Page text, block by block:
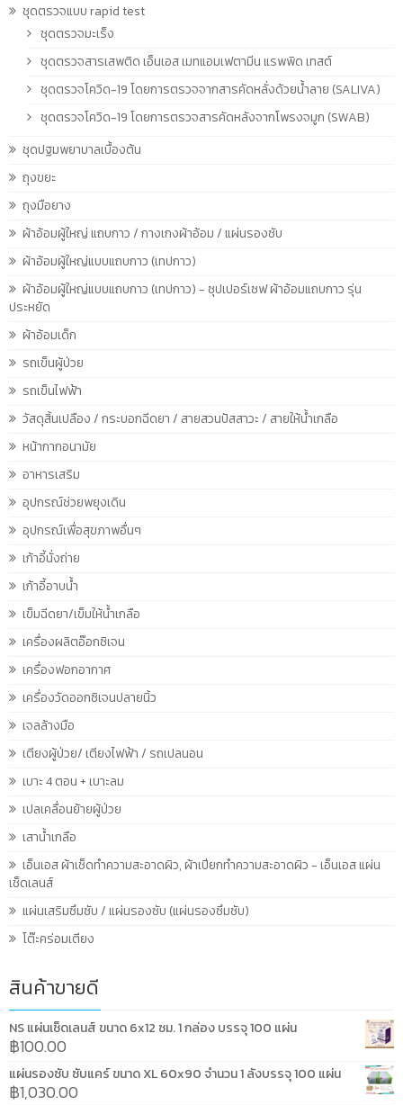
ชุดตรวจแบบ rapid test
ชุดตรวจมะเร็ง
ชุดตรวจสารเสพติด เอ็นเอส เมทแอมเฟตามีน แรพพิด เทสต์
ชุดตรวจโควิด-19 โดยการตรวจจากสารคัดหลั่งด้วยน้ำลาย (SALIVA)
ชุดตรวจโควิด-19 โดยการตรวจสารคัดหลังจากโพรงจมูก (SWAB)
ชุดปฐมพยาบาลเบื้องต้น
ถุงขยะ
ถุงมือยาง
ผ้าอ้อมผู้ใหญ่ แถบกาว / กางเกงผ้าอ้อม / แผ่นรองซับ
ผ้าอ้อมผู้ใหญ่แบบแถบกาว (เทปกาว)
ผ้าอ้อมผู้ใหญ่แบบแถบกาว (เทปกาว) - ซุปเปอร์เซฟ ผ้าอ้อมแถบกาว รุ่น
ประหยัด
ผ้าอ้อมเด็ก
รถเข็นผู้ป่วย
รถเข็นไฟฟ้า
วัสดุสิ้นเปลือง / กระบอกฉีดยา / สายสวนปัสสาวะ / สายให้น้ำเกลือ
หน้ากากอนามัย
อาหารเสริม
อุปกรณ์ช่วยพยุงเดิน
อุปกรณ์เพื่อสุขภาพอื่นๆ
เก้าอี้นั่งถ่าย
เก้าอี้อาบน้ำ
เข็มฉีดยา/เข็มให้น้ำเกลือ
เครื่องผลิตอ๊อกซิเจน
เครื่องฟอกอากาศ
เครื่องวัดออกซิเจนปลายนิ้ว
เจลล้างมือ
เตียงผู้ป่วย/ เตียงไฟฟ้า / รถเปลนอน
เบาะ 4 ตอน + เบาะลม
เปลเคลื่อนย้ายผู้ป่วย
เสาน้ำเกลือ
เอ็นเอส ผ้าเช็ดทำความสะอาดผิว, ผ้าเปียกทำความสะอาดผิว - เอ็นเอส แผ่น
เช็ดเลนส์
แผ่นเสริมซึมซับ / แผ่นรองซับ (แผ่นรองซึมซับ)
โต๊ะคร่อมเตียง
สินค้าขายดี
NS แผ่นเช็ดเลนส์ ขนาด 6x12 ซม. 1 กล่อง บรรจุ 100 แผ่น
฿100.00
แผ่นรองซับ ซับแคร์ ขนาด XL 60x90 จำนวน 1 ลังบรรจุ 100 แผ่น
฿1,030.00